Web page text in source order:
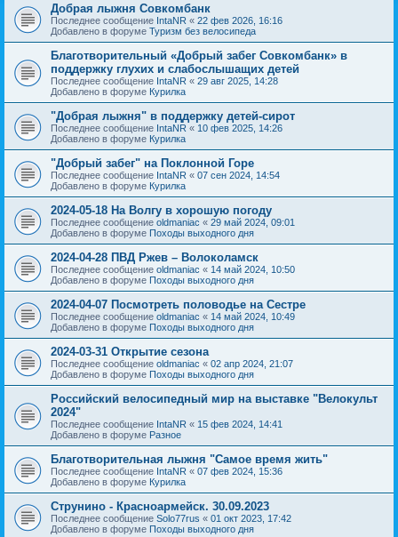
Добрая лыжня Совкомбанк
Последнее сообщение IntaNR « 22 фев 2026, 16:16
Добавлено в форуме Туризм без велосипеда
Благотворительный «Добрый забег Совкомбанк» в
поддержку глухих и слабослышащих детей
Последнее сообщение IntaNR « 29 авг 2025, 14:28
Добавлено в форуме Курилка
"Добрая лыжня" в поддержку детей-сирот
Последнее сообщение IntaNR « 10 фев 2025, 14:26
Добавлено в форуме Курилка
"Добрый забег" на Поклонной Горе
Последнее сообщение IntaNR « 07 сен 2024, 14:54
Добавлено в форуме Курилка
2024-05-18 На Волгу в хорошую погоду
Последнее сообщение oldmaniac « 29 май 2024, 09:01
Добавлено в форуме Походы выходного дня
2024-04-28 ПВД Ржев – Волоколамск
Последнее сообщение oldmaniac « 14 май 2024, 10:50
Добавлено в форуме Походы выходного дня
2024-04-07 Посмотреть половодье на Сестре
Последнее сообщение oldmaniac « 14 май 2024, 10:49
Добавлено в форуме Походы выходного дня
2024-03-31 Открытие сезона
Последнее сообщение oldmaniac « 02 апр 2024, 21:07
Добавлено в форуме Походы выходного дня
Российский велосипедный мир на выставке "Велокульт
2024"
Последнее сообщение IntaNR « 15 фев 2024, 14:41
Добавлено в форуме Разное
Благотворительная лыжня "Самое время жить"
Последнее сообщение IntaNR « 07 фев 2024, 15:36
Добавлено в форуме Курилка
Струнино - Красноармейск. 30.09.2023
Последнее сообщение Solo77rus « 01 окт 2023, 17:42
Добавлено в форуме Походы выходного дня